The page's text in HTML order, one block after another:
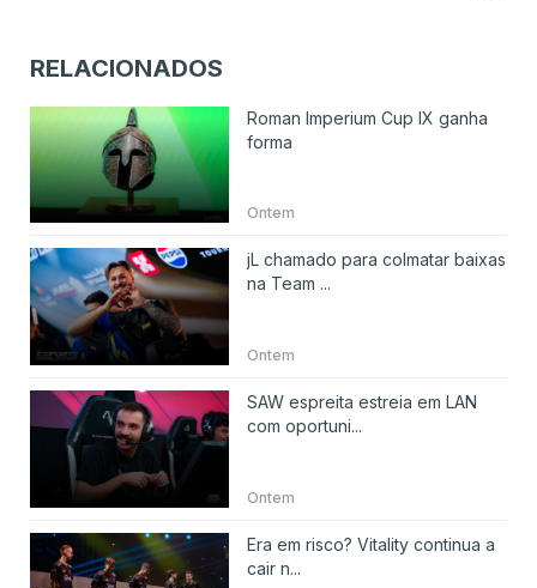
RELACIONADOS
Roman Imperium Cup IX ganha
forma
Ontem
jL chamado para colmatar baixas
na Team ...
Ontem
SAW espreita estreia em LAN
com oportuni...
Ontem
Era em risco? Vitality continua a
cair n...